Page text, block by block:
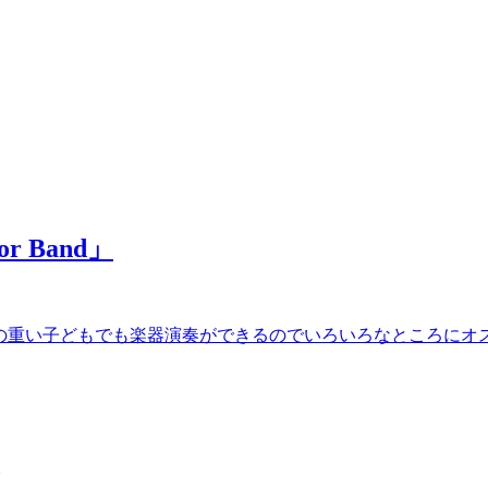
Band」
い子どもでも楽器演奏ができるのでいろいろなところにオ